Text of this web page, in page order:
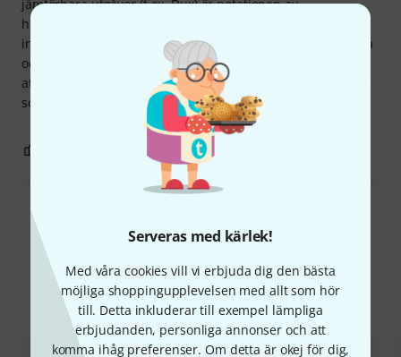
Serveras med kärlek!
Med våra cookies vill vi erbjuda dig den bästa
möjliga shoppingupplevelsen med allt som hör
till. Detta inkluderar till exempel lämpliga
erbjudanden, personliga annonser och att
komma ihåg preferenser. Om detta är okej för dig,
jämförbara utgåvor (t.ex. Dux) är notationen av
huvudsången begränsad till det väsentliga. Den innehåller
inga blommor eller dekorationer, det här är en känsla ändå
och överlåts till spelaren. Detta gör också tidningen lättare
att läsa. De medföljande playalongs tänder dig och groovar
som bäst.
ANMÄL RECENSION
Jämför alternativ